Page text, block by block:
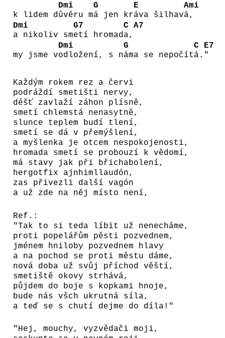
k lidem d
Dmi
ůvěru m
G
á jen kr
E
áva šilhav
Ami
á,
Dmi
a nikoliv sm
G7
etí hromad
C
a,
A7
my jsme v
Dmi
odložení, s n
G
áma se nepočít
C
á.
E7
"
Každým rokem rez a červi
podráždí smetišti nervy,
déšť zavlaží záhon plísně,
smetí chlemstá nenasytně,
slunce teplem budí tlení,
smetí se dá v přemýšlení,
a myšlenka je otcem nespokojenosti,
hromada smetí se probouzí k vědomí,
má stavy jak při břichabolení,
hergotfix ajnhimllaudón,
zas přivezli další vagón
a už zde na něj místo není,
Ref.:
"Tak to si teda líbit už nenecháme,
proti popelářům pěsti pozvednem,
jménem hniloby pozvednem hlavy
a na pochod se proti městu dáme,
nová doba už svůj příchod věští,
smetiště okovy strhává,
půjdem do boje s kopkami hnoje,
bude nás všch ukrutná síla,
a teď se s chutí dejme do díla!"
"Hej, mouchy, vyzvědači moji,